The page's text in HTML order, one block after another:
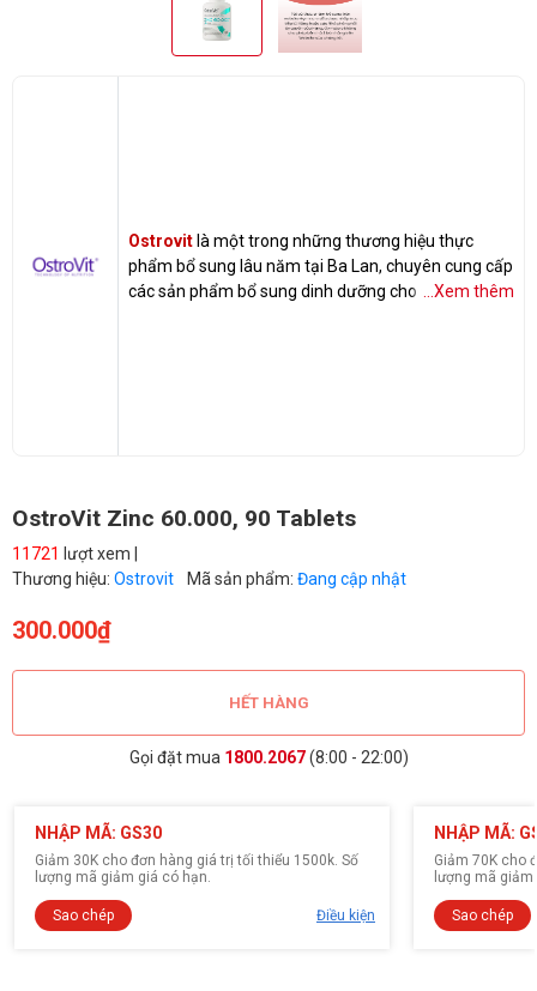
Ostrovit là một trong những thương hiệu thực
phẩm bổ sung lâu năm tại Ba Lan, chuyên cung cấp
các sản phẩm bổ sung dinh dưỡng cho sức khỏe.
...Xem thêm
OstroVit Zinc 60.000, 90 Tablets
11721
lượt xem |
Thương hiệu: Ostrovit Mã sản phẩm: Đang cập nhật
300.000₫
HẾT HÀNG
Gọi đặt mua 1800.2067(8:00 - 22:00)
NHẬP MÃ: GS30
Giảm 30K cho đơn hàng giá trị tối thiểu 1500k. Số
lượng mã giảm giá có hạn.
Sao chép Điều kiện
NHẬP MÃ:
Giảm 70K cho
lượng mã
Sao chép